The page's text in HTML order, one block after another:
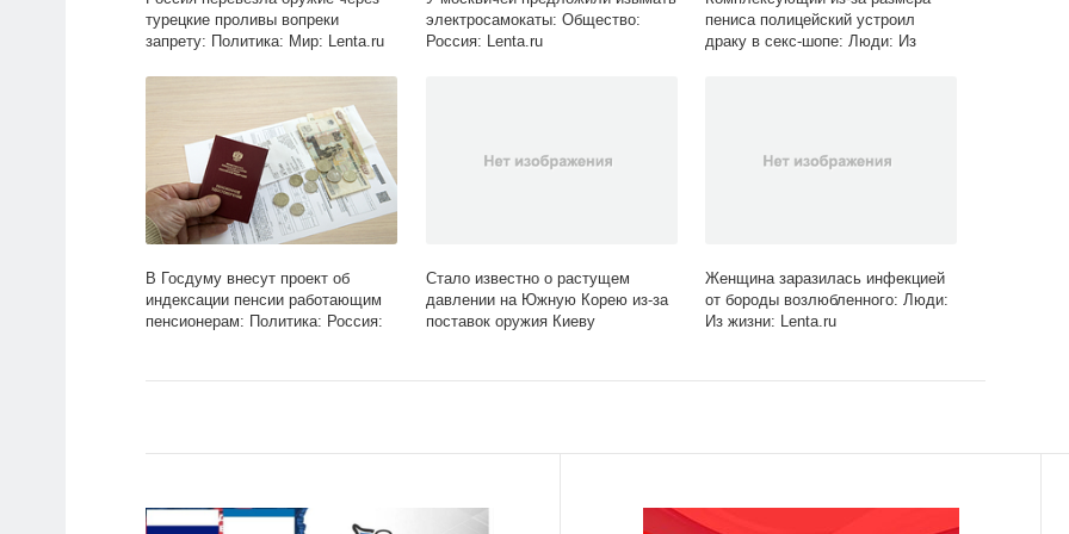
турецкие проливы вопреки
запрету: Политика: Мир: Lenta.ru
электросамокаты: Общество:
Россия: Lenta.ru
пениса полицейский устроил
драку в секс-шопе: Люди: Из
В Госдуму внесут проект об
индексации пенсии работающим
пенсионерам: Политика: Россия:
Стало известно о растущем
давлении на Южную Корею из-за
поставок оружия Киеву
Женщина заразилась инфекцией
от бороды возлюбленного: Люди:
Из жизни: Lenta.ru